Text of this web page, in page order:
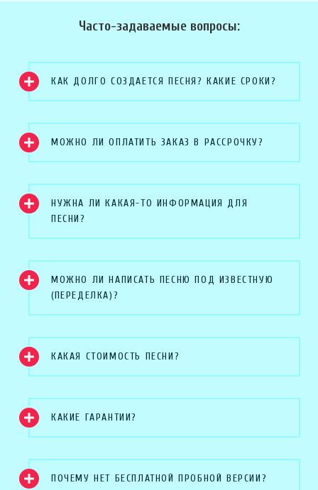
Часто-задаваемые вопросы:
КАК ДОЛГО СОЗДАЕТСЯ ПЕСНЯ? КАКИЕ СРОКИ?
МОЖНО ЛИ ОПЛАТИТЬ ЗАКАЗ В РАССРОЧКУ?
НУЖНА ЛИ КАКАЯ-ТО ИНФОРМАЦИЯ ДЛЯ
ПЕСНИ?
МОЖНО ЛИ НАПИСАТЬ ПЕСНЮ ПОД ИЗВЕСТНУЮ
(ПЕРЕДЕЛКА)?
КАКАЯ СТОИМОСТЬ ПЕСНИ?
КАКИЕ ГАРАНТИИ?
ПОЧЕМУ НЕТ БЕСПЛАТНОЙ ПРОБНОЙ ВЕРСИИ?